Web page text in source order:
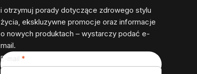
i otrzymuj porady dotyczące zdrowego stylu
życia, ekskluzywne promocje oraz informacje
o nowych produktach – wystarczy podać e-
mail.
E-mail